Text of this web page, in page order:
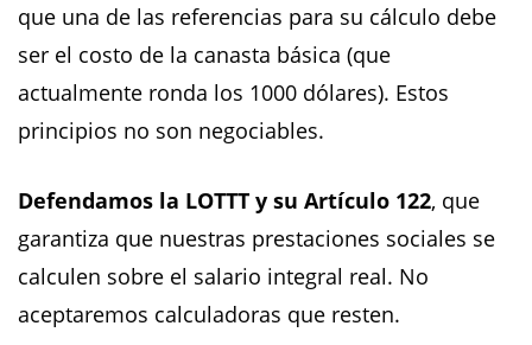
que una de las referencias para su cálculo debe
ser el costo de la canasta básica (que
actualmente ronda los 1000 dólares). Estos
principios no son negociables.
Defendamos la LOTTT y su Artículo 122, que
garantiza que nuestras prestaciones sociales se
calculen sobre el salario integral real. No
aceptaremos calculadoras que resten.